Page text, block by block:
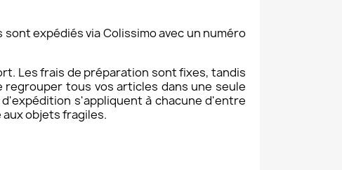
expédiés via Colissimo avec un numéro
Les frais de préparation sont fixes, tandis
tous vos articles dans une seule
s'appliquent à chacune d'entre
objets fragiles.